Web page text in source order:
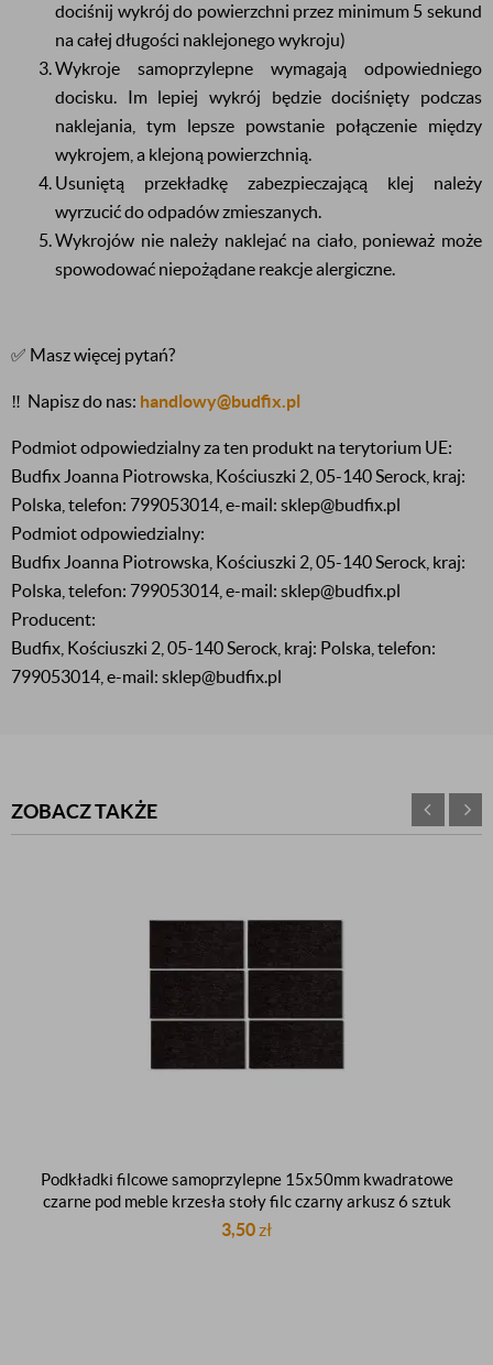
dociśnij wykrój do powierzchni przez minimum 5 sekund
na całej długości naklejonego wykroju)
Wykroje samoprzylepne wymagają odpowiedniego
docisku. Im lepiej wykrój będzie dociśnięty podczas
naklejania, tym lepsze powstanie połączenie między
wykrojem, a klejoną powierzchnią.
Usuniętą przekładkę zabezpieczającą klej należy
wyrzucić do odpadów zmieszanych.
Wykrojów nie należy naklejać na ciało, ponieważ może
spowodować niepożądane reakcje alergiczne.
✅ Masz więcej pytań?
‼️ Napisz do nas: handlowy@budfix.pl
Podmiot odpowiedzialny za ten produkt na terytorium UE:
Budfix Joanna Piotrowska, Kościuszki 2, 05-140 Serock, kraj:
Polska, telefon: 799053014, e-mail: sklep@budfix.pl
Podmiot odpowiedzialny:
Budfix Joanna Piotrowska, Kościuszki 2, 05-140 Serock, kraj:
Polska, telefon: 799053014, e-mail: sklep@budfix.pl
Producent:
Budfix, Kościuszki 2, 05-140 Serock, kraj: Polska, telefon:
799053014, e-mail: sklep@budfix.pl
ZOBACZ TAKŻE
Podkładki filcowe samoprzylepne 15x50mm kwadratowe
czarne pod meble krzesła stoły filc czarny arkusz 6 sztuk
3,50zł